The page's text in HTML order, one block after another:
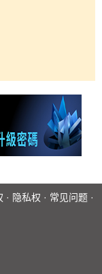
· 隐私权 · 常见问题 ·